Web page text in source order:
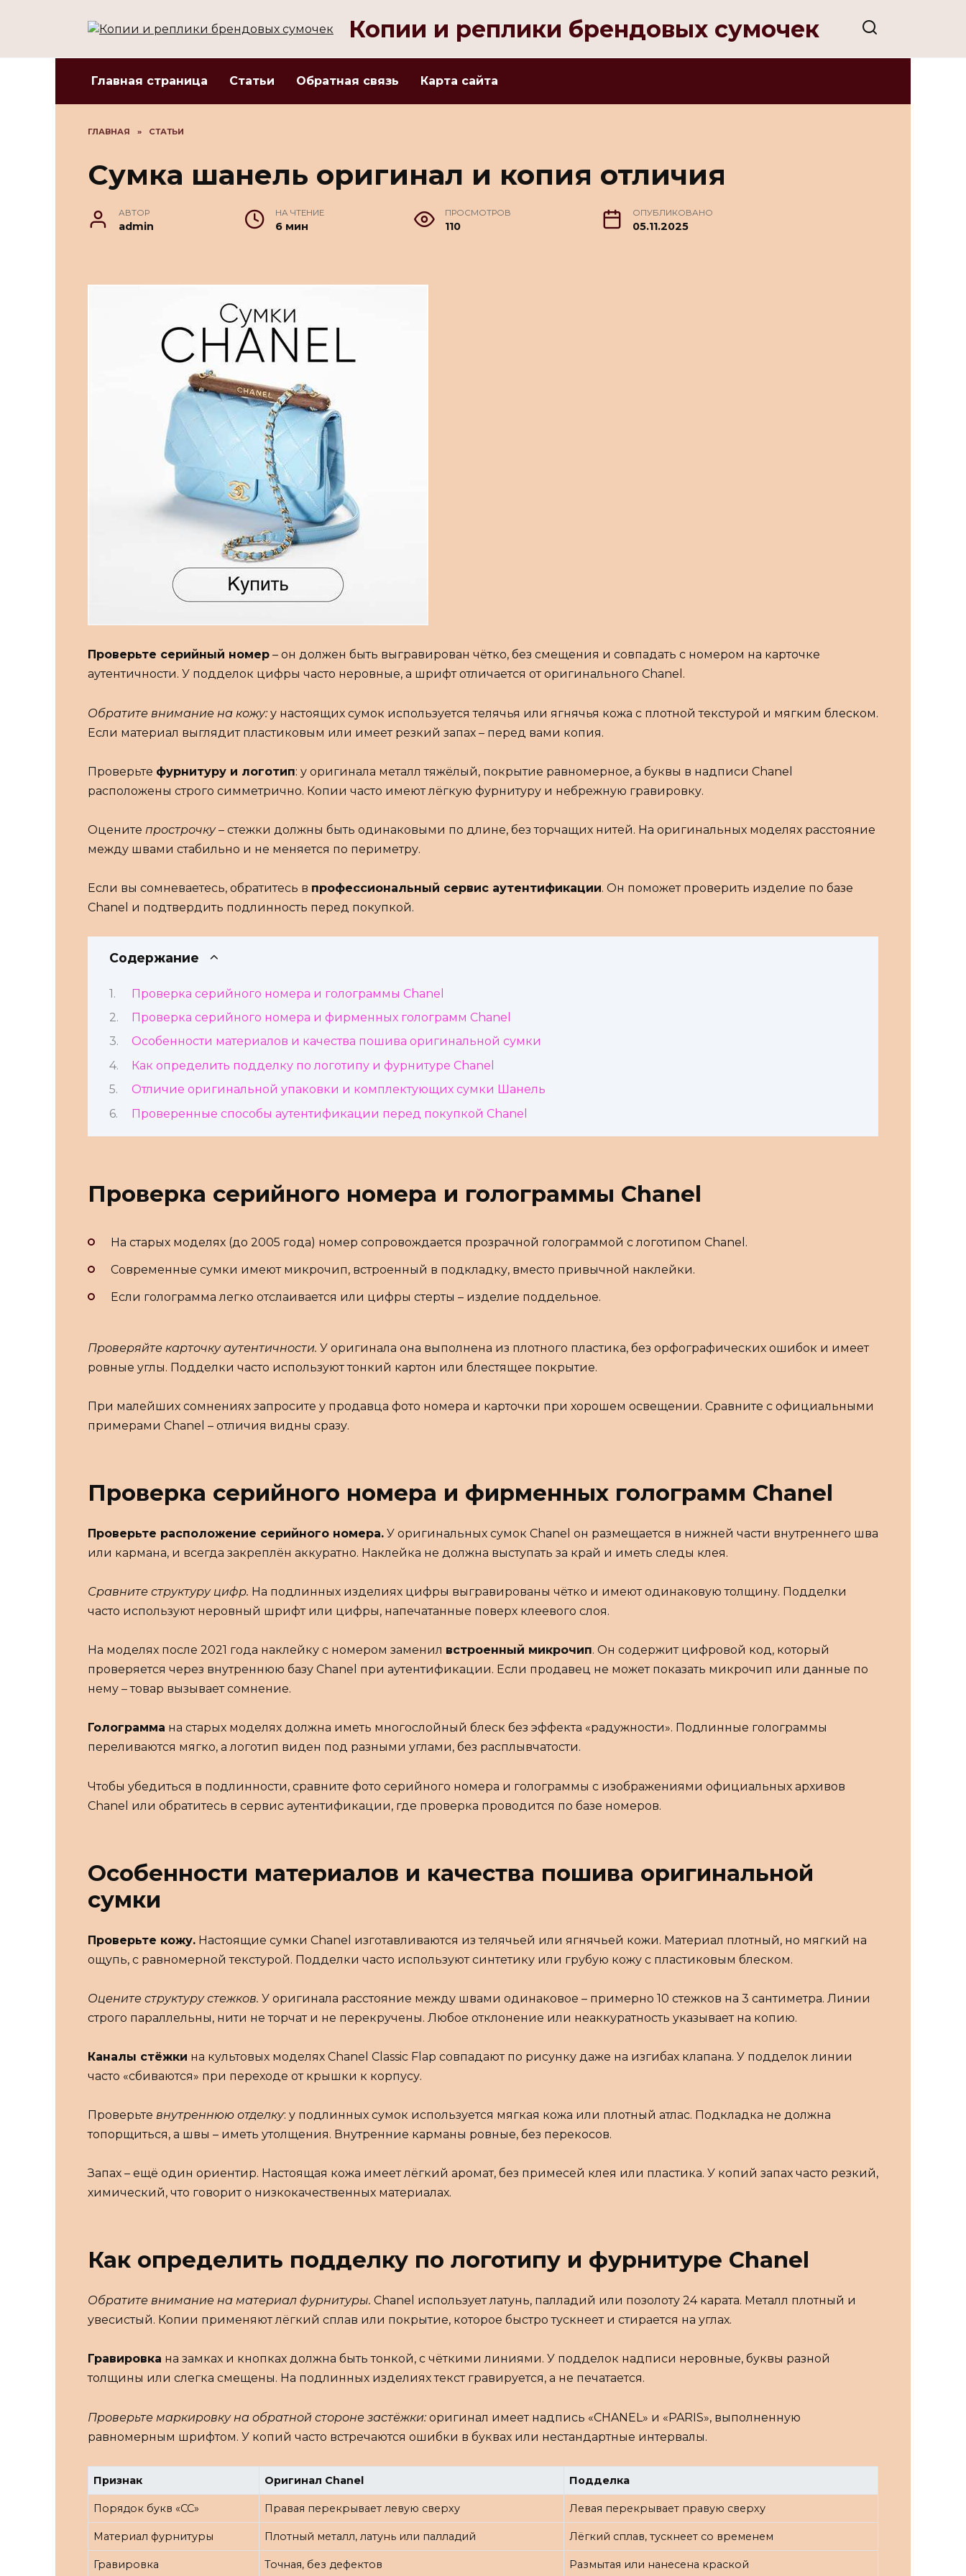
Копии и реплики брендовых сумочек
Главная страница Статьи Обратная связь Карта сайта
ГЛАВНАЯ » СТАТЬИ
Сумка шанель оригинал и копия отличия
АВТОР
admin
НА ЧТЕНИЕ
6 мин
ПРОСМОТРОВ
110
ОПУБЛИКОВАНО
05.11.2025
Проверьте серийный номер – он должен быть выгравирован чётко, без смещения и совпадать с номером на карточке
аутентичности. У подделок цифры часто неровные, а шрифт отличается от оригинального Chanel.
Обратите внимание на кожу: у настоящих сумок используется телячья или ягнячья кожа с плотной текстурой и мягким блеском.
Если материал выглядит пластиковым или имеет резкий запах – перед вами копия.
Проверьте фурнитуру и логотип: у оригинала металл тяжёлый, покрытие равномерное, а буквы в надписи Chanel
расположены строго симметрично. Копии часто имеют лёгкую фурнитуру и небрежную гравировку.
Оцените прострочку– стежки должны быть одинаковыми по длине, без торчащих нитей. На оригинальных моделях расстояние
между швами стабильно и не меняется по периметру.
Если вы сомневаетесь, обратитесь в профессиональный сервис аутентификации. Он поможет проверить изделие по базе
Chanel и подтвердить подлинность перед покупкой.
Содержание
Проверка серийного номера и голограммы Chanel
Проверка серийного номера и фирменных голограмм Chanel
Особенности материалов и качества пошива оригинальной сумки
Как определить подделку по логотипу и фурнитуре Chanel
Отличие оригинальной упаковки и комплектующих сумки Шанель
Проверенные способы аутентификации перед покупкой Chanel
Проверка серийного номера и голограммы Chanel
На старых моделях (до 2005 года) номер сопровождается прозрачной голограммой с логотипом Chanel.
Современные сумки имеют микрочип, встроенный в подкладку, вместо привычной наклейки.
Если голограмма легко отслаивается или цифры стерты – изделие поддельное.
Проверяйте карточку аутентичности. У оригинала она выполнена из плотного пластика, без орфографических ошибок и имеет
ровные углы. Подделки часто используют тонкий картон или блестящее покрытие.
При малейших сомнениях запросите у продавца фото номера и карточки при хорошем освещении. Сравните с официальными
примерами Chanel – отличия видны сразу.
Проверка серийного номера и фирменных голограмм Chanel
Проверьте расположение серийного номера. У оригинальных сумок Chanel он размещается в нижней части внутреннего шва
или кармана, и всегда закреплён аккуратно. Наклейка не должна выступать за край и иметь следы клея.
Сравните структуру цифр. На подлинных изделиях цифры выгравированы чётко и имеют одинаковую толщину. Подделки
часто используют неровный шрифт или цифры, напечатанные поверх клеевого слоя.
На моделях после 2021 года наклейку с номером заменил встроенный микрочип. Он содержит цифровой код, который
проверяется через внутреннюю базу Chanel при аутентификации. Если продавец не может показать микрочип или данные по
нему – товар вызывает сомнение.
Голограмма на старых моделях должна иметь многослойный блеск без эффекта «радужности». Подлинные голограммы
переливаются мягко, а логотип виден под разными углами, без расплывчатости.
Чтобы убедиться в подлинности, сравните фото серийного номера и голограммы с изображениями официальных архивов
Chanel или обратитесь в сервис аутентификации, где проверка проводится по базе номеров.
Особенности материалов и качества пошива оригинальной
сумки
Проверьте кожу. Настоящие сумки Chanel изготавливаются из телячьей или ягнячьей кожи. Материал плотный, но мягкий на
ощупь, с равномерной текстурой. Подделки часто используют синтетику или грубую кожу с пластиковым блеском.
Оцените структуру стежков. У оригинала расстояние между швами одинаковое – примерно 10 стежков на 3 сантиметра. Линии
строго параллельны, нити не торчат и не перекручены. Любое отклонение или неаккуратность указывает на копию.
Каналы стёжки на культовых моделях Chanel Classic Flap совпадают по рисунку даже на изгибах клапана. У подделок линии
часто «сбиваются» при переходе от крышки к корпусу.
Проверьте внутреннюю отделку: у подлинных сумок используется мягкая кожа или плотный атлас. Подкладка не должна
топорщиться, а швы – иметь утолщения. Внутренние карманы ровные, без перекосов.
Запах – ещё один ориентир. Настоящая кожа имеет лёгкий аромат, без примесей клея или пластика. У копий запах часто резкий,
химический, что говорит о низкокачественных материалах.
Как определить подделку по логотипу и фурнитуре Chanel
Обратите внимание на материал фурнитуры. Chanel использует латунь, палладий или позолоту 24 карата. Металл плотный и
увесистый. Копии применяют лёгкий сплав или покрытие, которое быстро тускнеет и стирается на углах.
Гравировка на замках и кнопках должна быть тонкой, с чёткими линиями. У подделок надписи неровные, буквы разной
толщины или слегка смещены. На подлинных изделиях текст гравируется, а не печатается.
Проверьте маркировку на обратной стороне застёжки: оригинал имеет надпись «CHANEL» и «PARIS», выполненную
равномерным шрифтом. У копий часто встречаются ошибки в буквах или нестандартные интервалы.
Признак Оригинал Chanel Подделка
Порядок букв «CC» Правая перекрывает левую сверху Левая перекрывает правую сверху
Материал фурнитуры Плотный металл, латунь или палладий Лёгкий сплав, тускнеет со временем
Гравировка Точная, без дефектов Размытая или нанесена краской